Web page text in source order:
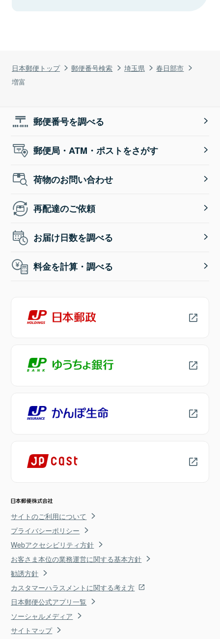
日本郵便トップ 郵便番号検索 埼玉県
春日部市
増富
郵便番号を調べる
郵便局・ATM・ポストをさがす
荷物のお問い合わせ
再配達のご依頼
お届け日数を調べる
料金を計算・調べる
サイトのご利用について
プライバシーポリシー
Webアクセシビリティ方針
お客さま本位の業務運営に関する基本方針
勧誘方針
カスタマーハラスメントに関する考え方
日本郵便公式アプリ一覧
ソーシャルメディア
サイトマップ